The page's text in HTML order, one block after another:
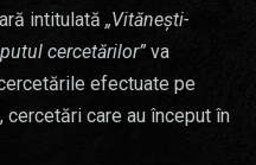
intitulată „Vitănești-
cercetărilor” va
efectuate pe
care au început în